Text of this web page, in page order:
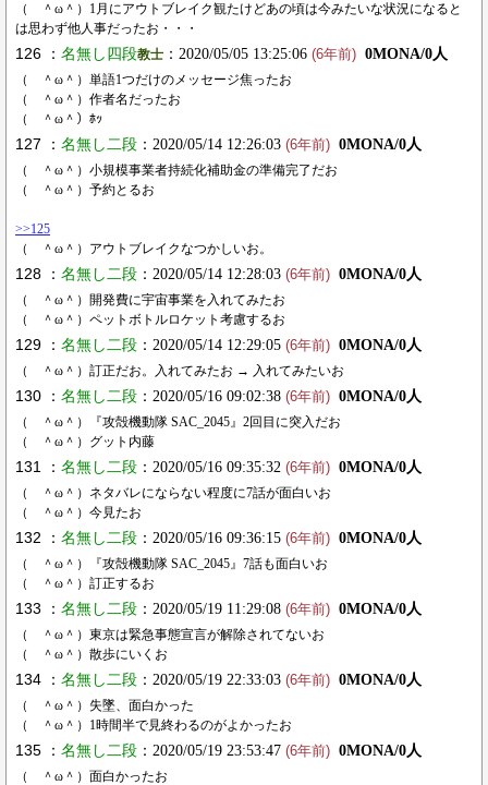
（ ＾ω＾）1月にアウトブレイク観たけどあの頃は今みたいな状況になると
は思わず他人事だったお・・・
126 ： 名無し四段教士 ：2020/05/05 13:25:06 (6年前) 0MONA/0人
（ ＾ω＾）単語1つだけのメッセージ焦ったお
（ ＾ω＾）作者名だったお
（ ＾ω＾）ﾎｯ
127 ： 名無し二段 ：2020/05/14 12:26:03 (6年前) 0MONA/0人
（ ＾ω＾）小規模事業者持続化補助金の準備完了だお
（ ＾ω＾）予約とるお
>>125
（ ＾ω＾）アウトブレイクなつかしいお。
128 ： 名無し二段 ：2020/05/14 12:28:03 (6年前) 0MONA/0人
（ ＾ω＾）開発費に宇宙事業を入れてみたお
（ ＾ω＾）ペットボトルロケット考慮するお
129 ： 名無し二段 ：2020/05/14 12:29:05 (6年前) 0MONA/0人
（ ＾ω＾）訂正だお。入れてみたお → 入れてみたいお
130 ： 名無し二段 ：2020/05/16 09:02:38 (6年前) 0MONA/0人
（ ＾ω＾）『攻殻機動隊 SAC_2045』2回目に突入だお
（ ＾ω＾）グット内藤
131 ： 名無し二段 ：2020/05/16 09:35:32 (6年前) 0MONA/0人
（ ＾ω＾）ネタバレにならない程度に7話が面白いお
（ ＾ω＾）今見たお
132 ： 名無し二段 ：2020/05/16 09:36:15 (6年前) 0MONA/0人
（ ＾ω＾）『攻殻機動隊 SAC_2045』7話も面白いお
（ ＾ω＾）訂正するお
133 ： 名無し二段 ：2020/05/19 11:29:08 (6年前) 0MONA/0人
（ ＾ω＾）東京は緊急事態宣言が解除されてないお
（ ＾ω＾）散歩にいくお
134 ： 名無し二段 ：2020/05/19 22:33:03 (6年前) 0MONA/0人
（ ＾ω＾）失墜、面白かった
（ ＾ω＾）1時間半で見終わるのがよかったお
135 ： 名無し二段 ：2020/05/19 23:53:47 (6年前) 0MONA/0人
（ ＾ω＾）面白かったお